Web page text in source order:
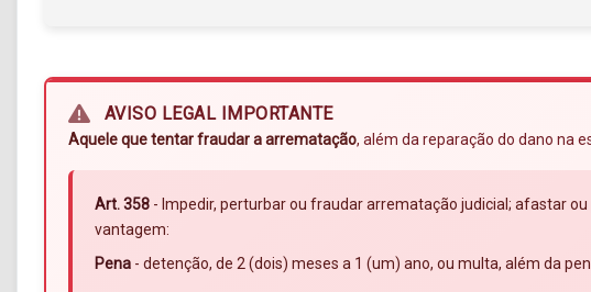
AVISO LEGAL IMPORTANTE
Aquele que tentar fraudar a arrematação, além da reparação do dano na
Art. 358 - Impedir, perturbar ou fraudar arrematação judicial; afastar
vantagem:
Pena - detenção, de 2 (dois) meses a 1 (um) ano, ou multa, além da